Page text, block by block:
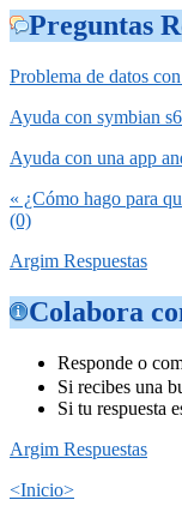
Preguntas
Problema de datos
Ayuda con symbian
Ayuda con una app
« ¿Cómo hago para
(0)
Argim Respuestas
Colabora
Responde o
Si recibes una
Si tu respuesta
Argim Respuestas
<Inicio>